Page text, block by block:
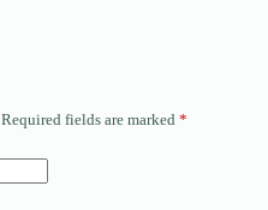
Required fields are marked *